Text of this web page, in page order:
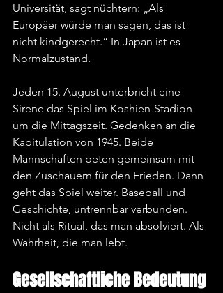
Universität, sagt nüchtern: „Als
Europäer würde man sagen, das ist
nicht kindgerecht.“ In Japan ist es
Normalzustand.
Jeden 15. August unterbricht eine
Sirene das Spiel im Koshien-Stadion
um die Mittagszeit. Gedenken an die
Kapitulation von 1945. Beide
Mannschaften beten gemeinsam mit
den Zuschauern für den Frieden. Dann
geht das Spiel weiter. Baseball und
Geschichte, untrennbar verbunden.
Nicht als Ritual, das man absolviert. Als
Wahrheit, die man lebt.
Gesellschaftliche Bedeutung